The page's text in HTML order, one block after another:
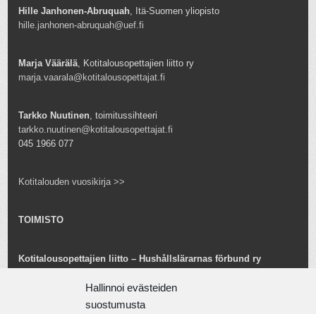
Hallinnoi evästeiden
suostumusta
Hille Janhonen-Abruquah, Itä-Suomen yliopisto
hille.janhonen-abruquah@uef.fi
Marja Väärälä, Kotitalousopettajien liitto ry
marja.vaarala@kotitalousopettajat.fi
Tarkko Nuutinen, toimitussihteeri
tarkko.nuutinen@kotitalousopettajat.fi
045 1966 077
Kotitalouden vuosikirja >>
TOIMISTO
Kotitalousopettajien liitto – Hushållslärarnas förbund ry
toimisto@kotitalousopettajat.fi